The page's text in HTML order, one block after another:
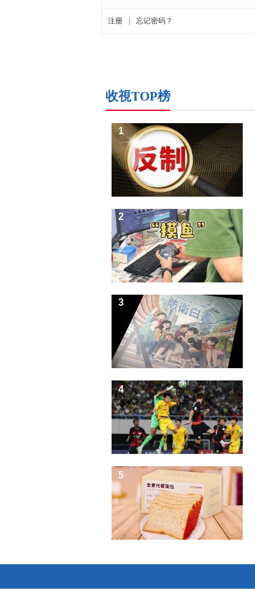
收視TOP榜
1
2
3
4
5